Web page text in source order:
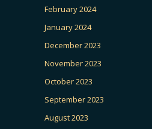
February 2024
January 2024
December 2023
November 2023
October 2023
September 2023
August 2023